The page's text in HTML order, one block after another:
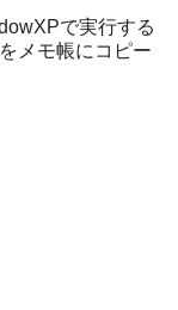
で実行する
メモ帳にコピー